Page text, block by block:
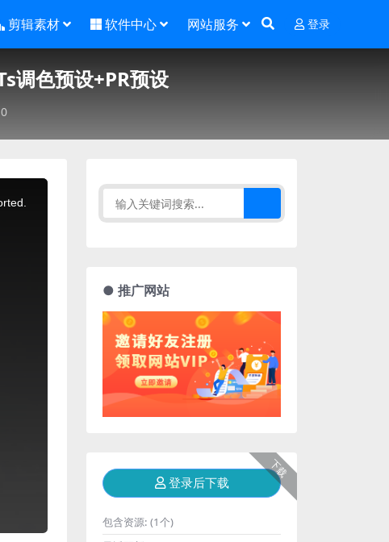
剪辑素材 软件中心 网站服务 登录
调色预设+PR预设
0
● 推广网站
下载
登录后下载
包含资源: (1个)